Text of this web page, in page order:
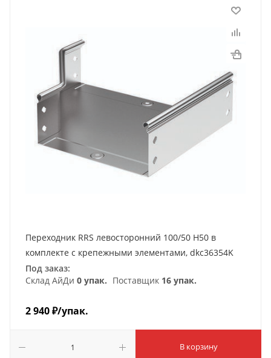
Переходник RRS левосторонний 100/50 H50 в
комплекте с крепежными элементами, dkc36354K
Под заказ:
Склад АйДи 0 упак. Поставщик 16 упак.
2 940₽/упак.
В корзину